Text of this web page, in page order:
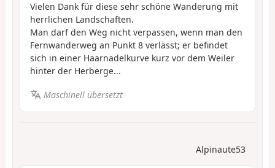
Vielen Dank für diese sehr schöne Wanderung mit
herrlichen Landschaften.
Man darf den Weg nicht verpassen, wenn man den
Fernwanderweg an Punkt 8 verlässt; er befindet
sich in einer Haarnadelkurve kurz vor dem Weiler
hinter der Herberge...
Maschinell übersetzt
Alpinaute53